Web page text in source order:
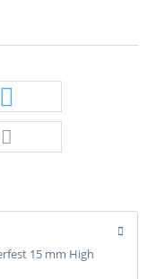
15 mm High